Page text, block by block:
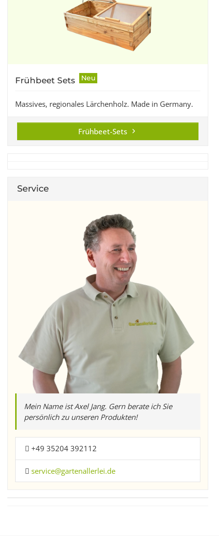
Frühbeet Sets Neu
Massives, regionales Lärchenholz. Made in Germany.
Frühbeet-Sets
Service
Mein Name ist Axel Jang. Gern berate ich Sie
persönlich zu unseren Produkten!
+49 35204 392112
service@gartenallerlei.de